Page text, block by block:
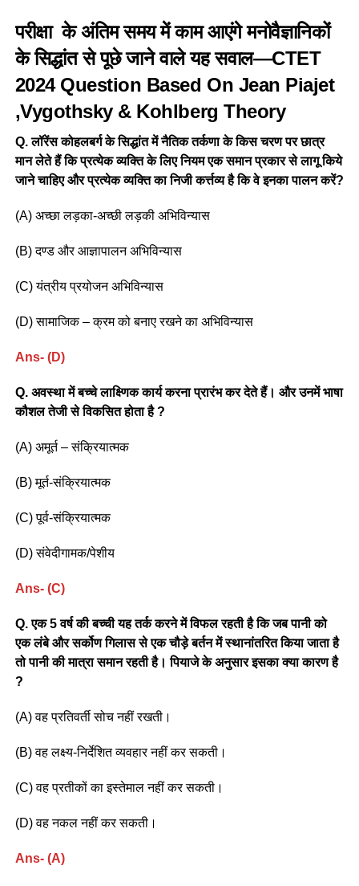
परीक्षा के अंतिम समय में काम आएंगे मनोवैज्ञानिकों
के सिद्धांत से पूछे जाने वाले यह सवाल—CTET
2024 Question Based On Jean Piajet
,vygothsky & Kohlberg Theory
Q. लॉरेंस कोहलबर्ग के सिद्धांत में नैतिक तर्कणा के किस चरण पर छात्र
मान लेते हैं कि प्रत्येक व्यक्ति के लिए नियम एक समान प्रकार से लागू किये
जाने चाहिए और प्रत्येक व्यक्ति का निजी कर्त्तव्य है कि वे इनका पालन करें?
(A) अच्छा लड़का-अच्छी लड़की अभिविन्यास
(B) दण्ड और आज्ञापालन अभिविन्यास
(C) यंत्रीय प्रयोजन अभिविन्यास
(D) सामाजिक – क्रम को बनाए रखने का अभिविन्यास
Ans- (D)
Q. अवस्था में बच्चे लाक्ष्णिक कार्य करना प्रारंभ कर देते हैं। और उनमें भाषा
कौशल तेजी से विकसित होता है ?
(A) अमूर्त – संक्रियात्मक
(B) मूर्त-संक्रियात्मक
(C) पूर्व-संक्रियात्मक
(D) संवेदीगामक/पेशीय
Ans- (C)
Q. एक 5 वर्ष की बच्ची यह तर्क करने में विफल रहती है कि जब पानी को
एक लंबे और सर्कोण गिलास से एक चौड़े बर्तन में स्थानांतरित किया जाता है
तो पानी की मात्रा समान रहती है। पियाजे के अनुसार इसका क्या कारण है
?
(A) वह प्रतिवर्ती सोच नहीं रखती।
(B) वह लक्ष्य-निर्देशित व्यवहार नहीं कर सकती।
(C) वह प्रतीकों का इस्तेमाल नहीं कर सकती।
(D) वह नकल नहीं कर सकती।
Ans- (A)